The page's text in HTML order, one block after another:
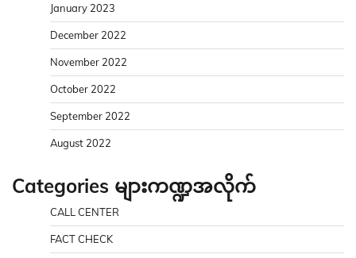
January 2023
December 2022
November 2022
October 2022
September 2022
August 2022
Categories များကဏ္ဍအလိုက်
CALL CENTER
FACT CHECK